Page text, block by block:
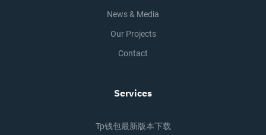
News & Media
Our Projects
Contact
Services
Tp钱包最新版本下载